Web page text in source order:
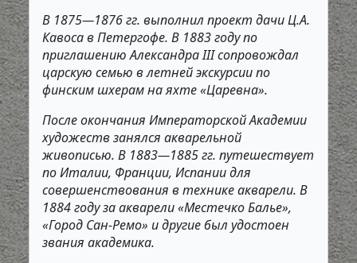
В 1875—1876 гг. выполнил проект дачи Ц.А.
Кавоса в Петергофе. В 1883 году по
приглашению Александра III сопровождал
царскую семью в летней экскурсии по
финским шхерам на яхте «Царевна».
После окончания Императорской Академии
художеств занялся акварельной
живописью. В 1883—1885 гг. путешествует
по Италии, Франции, Испании для
совершенствования в технике акварели. В
1884 году за акварели «Местечко Балье»,
«Город Сан-Ремо» и другие был удостоен
звания академика.